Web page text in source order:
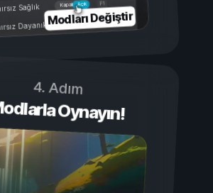
Açık
Kapalı
Sağlık
DayanıklılıkModları Değiştir
4. Adım
Oynayın!